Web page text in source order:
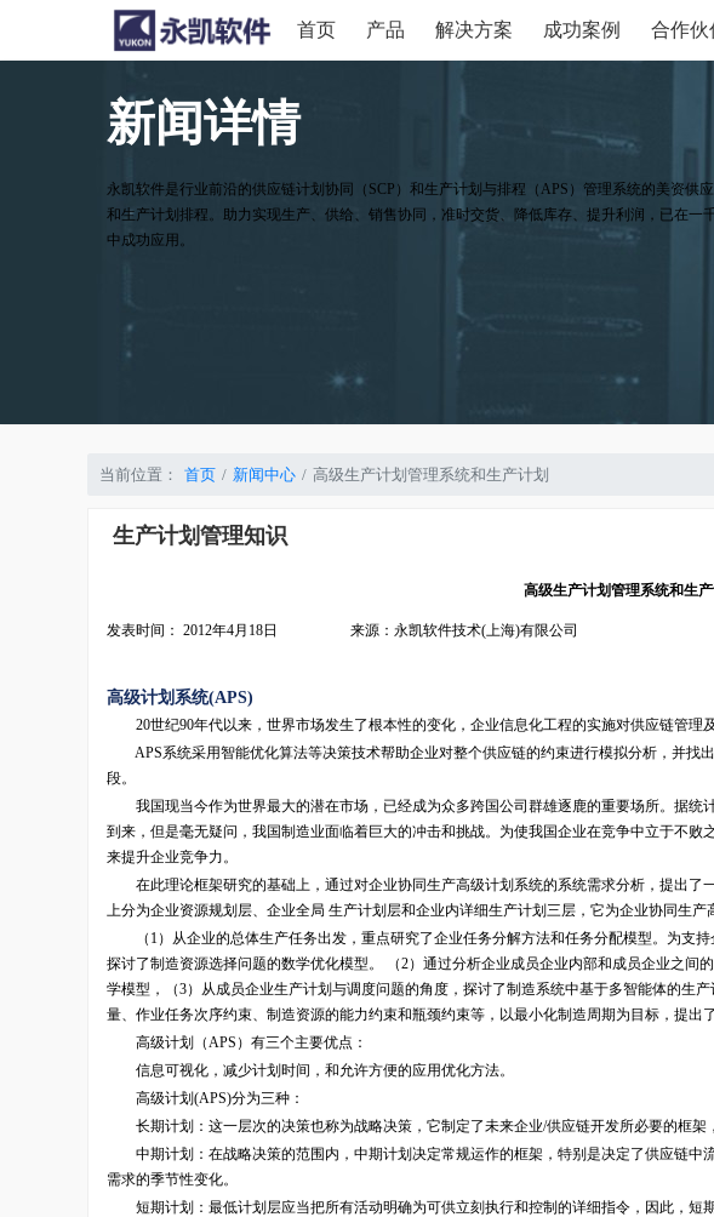
首页 产品 解决方案 成功案例 合作伙
新闻详情
永凯软件是行业前沿的供应链计划协同（SCP）和生产计划与排程（APS）管理系统的美资供
和生产计划排程。助力实现生产、供给、销售协同，准时交货、降低库存、提升利润，已在一
中成功应用。
当前位置： 首页 新闻中心 高级生产计划管理系统和生产计划
生产计划管理知识
高级生产计划管理系统和生产
发表时间： 2012年4月18日 来源：永凯软件技术(上海)有限公司
高级计划系统(APS)
20世纪90年代以来，世界市场发生了根本性的变化，企业信息化工程的实施对供应链管理
APS系统采用智能优化算法等决策技术帮助企业对整个供应链的约束进行模拟分析，并找
段。
我国现当今作为世界最大的潜在市场，已经成为众多跨国公司群雄逐鹿的重要场所。据统
到来，但是毫无疑问，我国制造业面临着巨大的冲击和挑战。为使我国企业在竞争中立于不
来提升企业竞争力。
在此理论框架研究的基础上，通过对企业协同生产高级计划系统的系统需求分析，提出了
上分为企业资源规划层、企业全局 生产计划层和企业内详细生产计划三层，它为企业协同生产
（1）从企业的总体生产任务出发，重点研究了企业任务分解方法和任务分配模型。为支持
探讨了制造资源选择问题的数学优化模型。 （2）通过分析企业成员企业内部和成员企业之间
学模型，（3）从成员企业生产计划与调度问题的角度，探讨了制造系统中基于多智能体的生
量、作业任务次序约束、制造资源的能力约束和瓶颈约束等，以最小化制造周期为目标，提出
高级计划（APS）有三个主要优点：
信息可视化，减少计划时间，和允许方便的应用优化方法。
高级计划(APS)分为三种：
长期计划：这一层次的决策也称为战略决策，它制定了未来企业/供应链开发所必要的框架
中期计划：在战略决策的范围内，中期计划决定常规运作的框架，特别是决定了供应链中
需求的季节性变化。
短期计划：最低计划层应当把所有活动明确为可供立刻执行和控制的详细指令，因此，短